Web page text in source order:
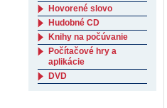
Hovorené slovo
Hudobné CD
Knihy na počúvanie
Počítačové hry a
aplikácie
DVD